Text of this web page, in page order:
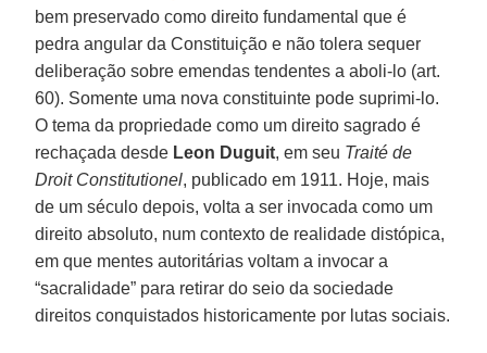
bem preservado como direito fundamental que é
pedra angular da Constituição e não tolera sequer
deliberação sobre emendas tendentes a aboli-lo (art.
60). Somente uma nova constituinte pode suprimi-lo.
O tema da propriedade como um direito sagrado é
rechaçada desde Leon Duguit, em seu Traité de
Droit Constitutionel, publicado em 1911. Hoje, mais
de um século depois, volta a ser invocada como um
direito absoluto, num contexto de realidade distópica,
em que mentes autoritárias voltam a invocar a
“sacralidade” para retirar do seio da sociedade
direitos conquistados historicamente por lutas sociais.